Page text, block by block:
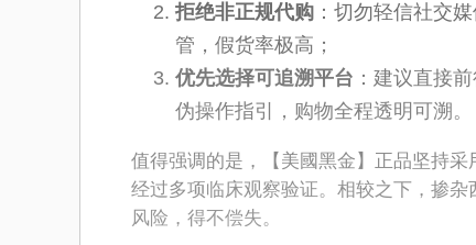
拒绝非正规代购 ：切勿轻信社交
管，假货率极高；
优先选择可追溯平台 ：建议直接
伪操作指引，购物全程透明可溯。
值得强调的是，【美國黑金】正品坚持
经过多项临床观察验证。相较之下，掺
风险，得不偿失。